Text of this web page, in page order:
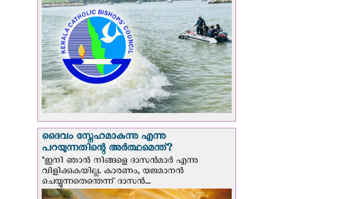
ദൈവം സ്നേഹമാകുന്നു എന്നു
പറയുന്നതിന്റെ അർത്ഥമെന്ത്?
"ഇനി ഞാന്‍ നിങ്ങളെ ദാസന്‍മാര്‍ എന്നു
വിളിക്കുകയില്ല. കാരണം, യജമാനന്‍
ചെയ്യുന്നതെന്തെന്ന് ദാസന്‍...